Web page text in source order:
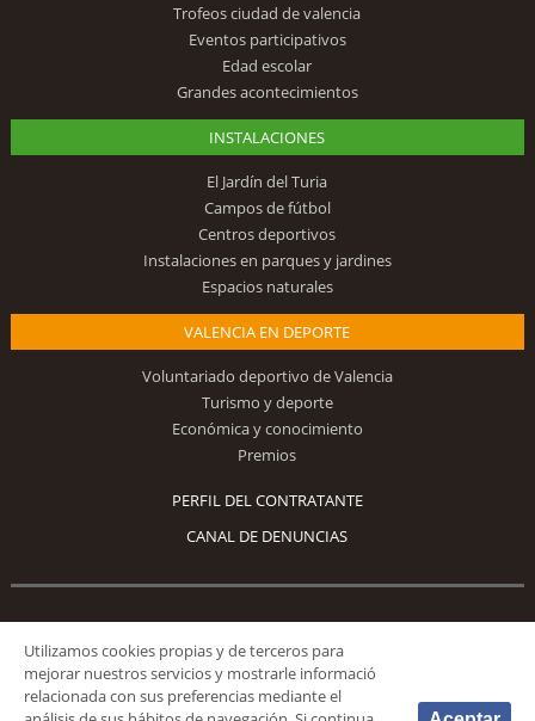
Trofeos ciudad de valencia
Eventos participativos
Edad escolar
Grandes acontecimientos
INSTALACIONES
El Jardín del Turia
Campos de fútbol
Centros deportivos
Instalaciones en parques y jardines
Espacios naturales
VALENCIA EN DEPORTE
Voluntariado deportivo de Valencia
Turismo y deporte
Económica y conocimiento
Premios
PERFIL DEL CONTRATANTE
CANAL DE DENUNCIAS
Síguenos
Utilizamos cookies propias y de terceros para
mejorar nuestros servicios y mostrarle informació
relacionada con sus preferencias mediante el